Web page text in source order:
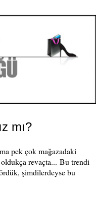
mı?
pek çok mağazadaki
revaçta... Bu trendi
şimdilerdeyse bu